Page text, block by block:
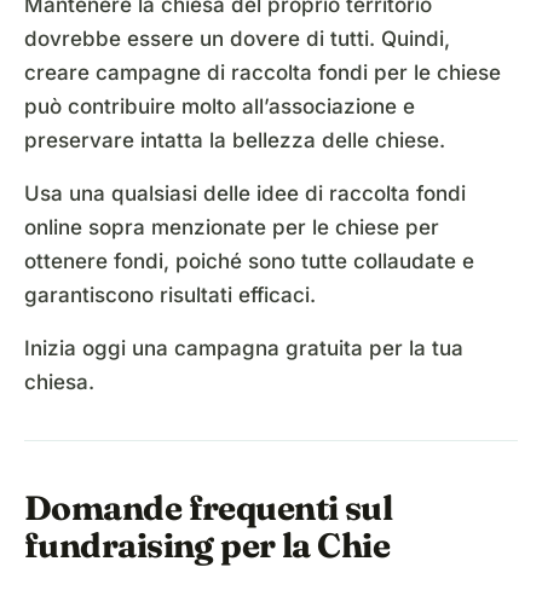
Mantenere la chiesa del proprio territorio
dovrebbe essere un dovere di tutti. Quindi,
creare campagne di raccolta fondi per le chiese
può contribuire molto all’associazione e
preservare intatta la bellezza delle chiese.
Usa una qualsiasi delle idee di raccolta fondi
online sopra menzionate per le chiese per
ottenere fondi, poiché sono tutte collaudate e
garantiscono risultati efficaci.
Inizia oggi una campagna gratuita per la tua
chiesa.
Domande frequenti sul
fundraising per la Chie